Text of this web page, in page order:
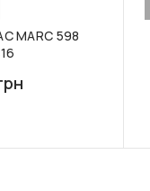
MARC 598